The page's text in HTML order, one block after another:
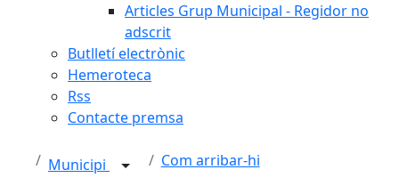
Articles Grup Municipal - Regidor no
adscrit
Butlletí electrònic
Hemeroteca
Rss
Contacte premsa
Municipi Com arribar-hi